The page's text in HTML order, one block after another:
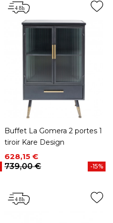
Buffet La Gomera 2 portes 1
tiroir Kare Design
Prix
628,15 €
Prix de base
739,00 €
-15%